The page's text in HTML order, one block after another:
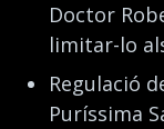
Doctor
limitar-lo
Regulació
Puríssima